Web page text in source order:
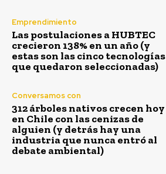
Emprendimiento
Las postulaciones a HUBTEC
crecieron 138% en un año (y
estas son las cinco tecnologías
que quedaron seleccionadas)
Conversamos con
312 árboles nativos crecen hoy
en Chile con las cenizas de
alguien (y detrás hay una
industria que nunca entró al
debate ambiental)